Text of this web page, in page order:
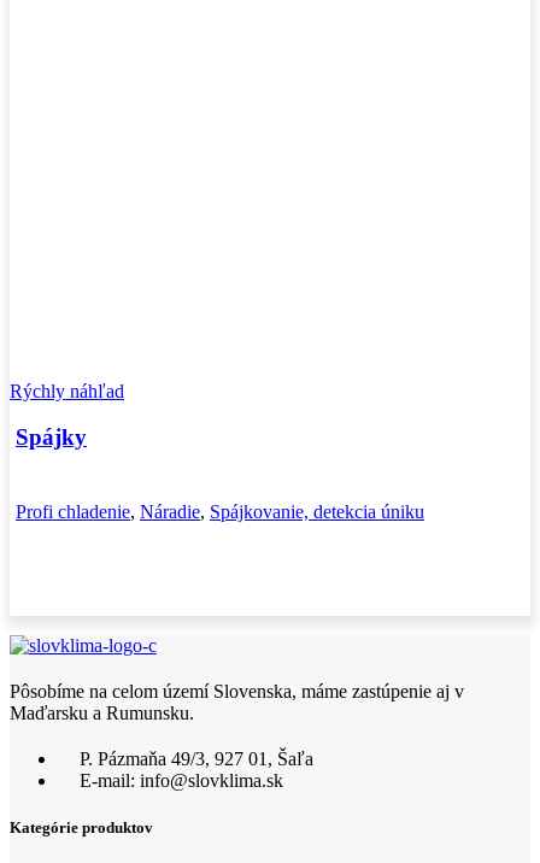
Rýchly náhľad
Spájky
Profi chladenie, Náradie, Spájkovanie, detekcia úniku
Pôsobíme na celom území Slovenska, máme zastúpenie aj v
Maďarsku a Rumunsku.
P. Pázmaňa 49/3, 927 01, Šaľa
E-mail: info@slovklima.sk
Kategórie produktov